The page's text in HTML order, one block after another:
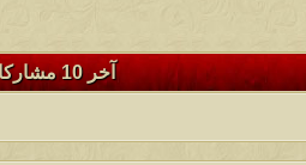
آخر 10 مشاركات